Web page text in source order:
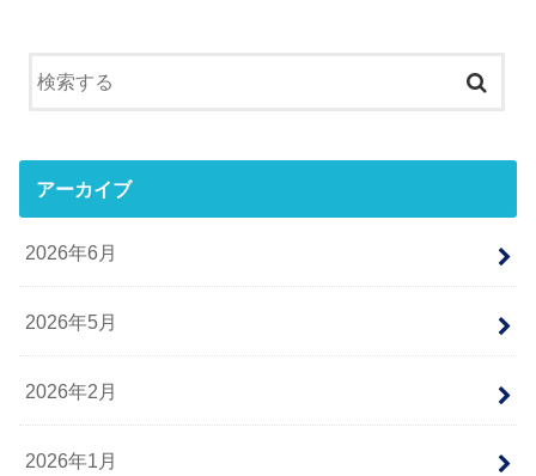
アーカイブ
2026年6月
2026年5月
2026年2月
2026年1月